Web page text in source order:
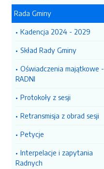
Rada Gminy
Kadencja 2024 - 2029
Skład Rady Gminy
Oświadczenia majątkowe -
RADNI
Protokoły z sesji
Retransmisja z obrad sesji
Petycje
Interpelacje i zapytania
Radnych